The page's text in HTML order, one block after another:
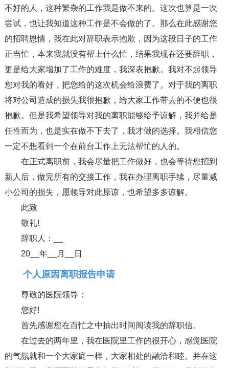
不好的人，这种繁杂的工作我是做不来的。这次也算是一次
尝试，也让我知道这种工作是不会做的了。那么在此感谢您
的招聘恩情，我在此对辞职表示抱歉，因为这段日子的工作
正当忙，本来我就没有帮上什么忙，结果我现在还要辞职，
更是给大家增加了工作的难度，我深表抱歉。我对不起领导
您对我的看好，把您给的这次机会给浪费了。对于我的离职
将对公司造成的损失我很抱歉，给大家工作带去的不便也很
抱歉。但是我希望领导对我的离职能够给予谅解，我并给是
任性而为，也是实在做不下去了，我才做的选择。我相信您
一定不想看到一个在前台工作上无法帮忙的人的。
在正式离职前，我会尽量把工作做好，也会等待您招到
新人后，做完所有的交接工作，我在办理离职手续，尽量减
小公司的损失，愿领导对此原谅，也希望多多谅解。
此致
敬礼!
辞职人：__
20__年__月__日
个人原因离职报告申请
尊敬的医院领导：
您好!
首先感谢您在百忙之中抽出时间阅读我的辞职信。
在过去的两年里，我在医院里工作的很开心，感觉医院
的气氛就和一个大家庭一样，大家相处的融洽和睦。并在这